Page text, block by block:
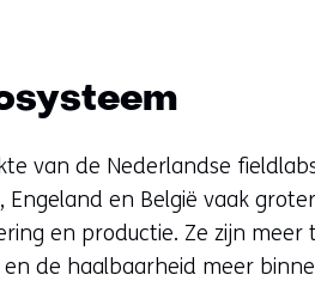
van de Nederlandse
Engeland en België vaak
en productie. Ze zijn
de haalbaarheid meer